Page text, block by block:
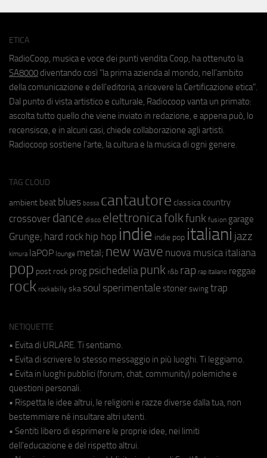
ETICA
RadioCoop, musica e voce dei punti vendita Coop, ha ottenuto la
SA8000 diventando così "la prima azienda al mondo, nell'ambito
della comunicazione e dell'editoria, a ricevere la Certificazione etica".
Dal punto di vista artistico e culturale, Radiocoop vanta un primato:
ascolta tutto quello che viene inviato in redazione, e appena può, lo
recensisce, e in alcuni casi, chiede collaborazione agli artisti.
Radiocoop sostiene l'arte, la cultura e la musica di ogni genere.
TAG CLOUD
ambient beat blues bossa cantautore classica country
crossover dance disco elettronicafolkfunk fusion garage
Grunge; hard rock hip hop indie indie pop italiani jazz
kimura laPOP lounge metal; new wave nuova musica italiana
pop post rock prog psichedeliapunk r&b rap rap italiano reggae
rock rockabilly ska soul sperimentale stoner swing trap
NETIQUETTE
• Evita di URLARE. Ti sentiamo.
• Evita di scrivere lo stesso messaggio in più luoghi. Ti leggiamo.
• Evita in luoghi pubblici (forum, chat, community) polemiche e
questioni personali.
• Rispetta le idee altrui, le religioni e razze diverse dalla tua, non
bestemmiare né insultare altri utenti.
• Sentiti libero di esprimere le proprie idee, nei limiti
dell'educazione e del rispetto altrui.